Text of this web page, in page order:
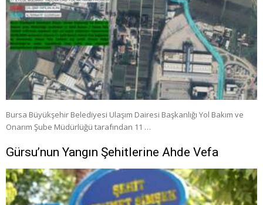
Bursa Büyükşehir Belediyesi Ulaşım Dairesi Başkanlığı Yol Bakım ve
Onarım Şube Müdürlüğü tarafından 11 …
Gürsu’nun Yangın Şehitlerine Ahde Vefa